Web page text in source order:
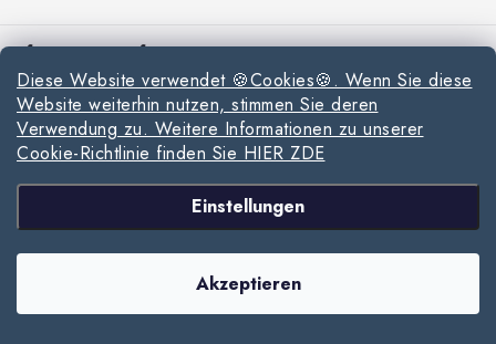
Diese Website verwendet 🍪Cookies🍪. Wenn Sie diese
Website weiterhin nutzen, stimmen Sie deren
Verwendung zu. Weitere Informationen zu unserer
Cookie-Richtlinie finden Sie HIER ZDE
Einstellungen
Akzeptieren
u
ß Informationen für Sie
Reklamationen und Rücksendungen
Richtlinien zur Verwendung von Cookies
Datenschutzerklärung
Allgemeinen Geschäftsbedingungen
Sitemap von Milpe.sk
Wir akzeptieren online-Zahlungen
Copyright 2026www.milpe.sk. Alle Rechte vorbehalten.Cookie-Einstellungen
ändern